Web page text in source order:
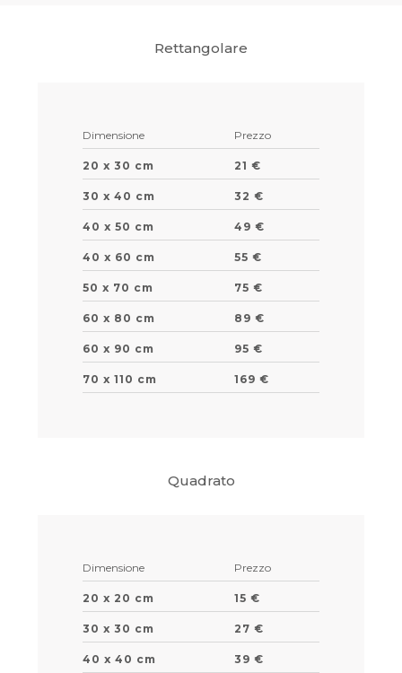
Rettangolare
Dimensione Prezzo
20 x 30 cm 21 €
30 x 40 cm 32 €
40 x 50 cm 49 €
40 x 60 cm 55 €
50 x 70 cm 75 €
60 x 80 cm 89 €
60 x 90 cm 95 €
70 x 110 cm 169 €
Quadrato
Dimensione Prezzo
20 x 20 cm 15 €
30 x 30 cm 27 €
40 x 40 cm 39 €